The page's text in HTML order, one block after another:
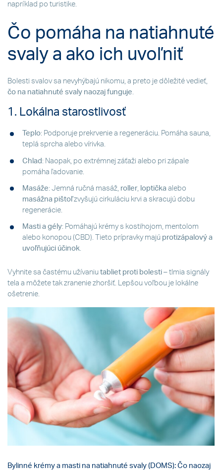
napríklad po turistike.
Čo pomáha na natiahnuté
svaly a ako ich uvoľniť
Bolesti svalov sa nevyhýbajú nikomu, a preto je dôležité vedieť,
čo na natiahnuté svaly naozaj funguje.
1. Lokálna starostlivosť
Teplo: Podporuje prekrvenie a regeneráciu. Pomáha sauna,
teplá sprcha alebo vírivka.
Chlad : Naopak, po extrémnej záťaži alebo pri zápale
pomáha ľadovanie.
Masáže: Jemná ručná masáž, roller, loptička alebo
masážna pištoľ zvyšujú cirkuláciu krvi a skracujú dobu
regenerácie.
Masti a gély: Pomáhajú krémy s kostihojom, mentolom
alebo konopou (CBD). Tieto prípravky majú protizápalový a
uvoľňujúci účinok.
Vyhnite sa častému užívaniu tabliet proti bolesti – tlmia signály
tela a môžete tak zranenie zhoršiť. Lepšou voľbou je lokálne
ošetrenie.
Bylinné krémy a masti na natiahnuté svaly (DOMS): Čo naozaj